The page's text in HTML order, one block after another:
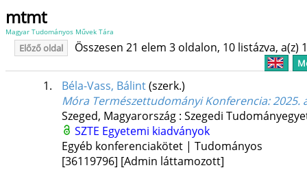
mtmt
Magyar Tudományos Művek Tára
Előző oldal Összesen 21 elem 3 oldalon, 10 listázva, a(z)
1. Béla-Vass, Bálint(szerk.)
Móra Természettudományi Konferencia: 2025.
Szeged, Magyarország : Szegedi
SZTE Egyetemi kiadványok
Egyéb konferenciakötet | Tudományos
[36119796] [Admin láttamozott]